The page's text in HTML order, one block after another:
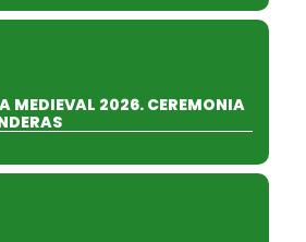
MEDIEVAL 2026. CEREMONIA